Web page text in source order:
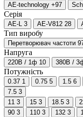
AE-technology +97
Серія
AE-L 3 AE-V812 28
Тип виробу
Перетворювач частоти
Напруга
220В / 1ф 10 380В /
Потужність
0.37 1 0.75 5 1.5 6
7.5 3
11 3 15 3 18.5 3
90 3 110 3 132 3